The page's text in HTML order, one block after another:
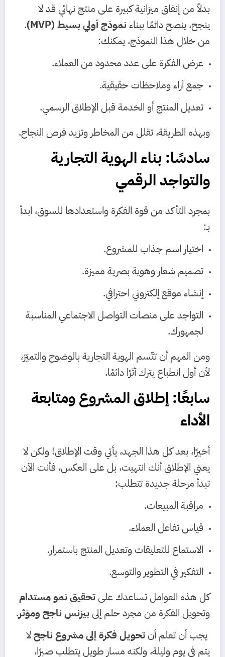
بدلاً من إنفاق ميزانية كبيرة على منتج نهائي قد لا
ينجح، ينصح دائمًا ببناءنموذج أولي بسيط (MVP)
.
من خلال هذا النموذج، يمكنك:
عرض الفكرة على عدد محدود من العملاء.
جمع آراء وملاحظات حقيقية.
تعديل المنتج أو الخدمة قبل الإطلاق الرسمي.
وبهذه الطريقة، تقلل من المخاطر وتزيد فرص النجاح.
سادسًا: بناء الهوية التجارية
والتواجد الرقمي
بمجرد التأكد من قوة الفكرة واستعدادها للسوق، ابدأ
بـ:
اختيار اسم جذاب للمشروع.
تصميم شعار وهوية بصرية مميزة.
إنشاء موقع إلكتروني احترافي.
التواجد على منصات التواصل الاجتماعي المناسبة
لجمهورك.
ومن المهم أن تتّسم الهوية التجارية بالوضوح والتميّز،
لأن أول انطباع يترك أثرًا دائمًا.
سابعًا: إطلاق المشروع ومتابعة
الأداء
أخيرًا، بعد كل هذا الجهد، يأتي وقت الإطلاق! ولكن لا
يعني الإطلاق أنك انتهيت، بل على العكس، فأنت الآن
تبدأ مرحلة جديدة تتطلب:
مراقبة المبيعات.
قياس تفاعل العملاء.
الاستماع للتعليقات وتعديل المنتج باستمرار.
التفكير في التطوير والتوسع.
كل هذه العوامل تساعدك علىتحقيق نمو مستدام
وتحويل الفكرة من مجرد حلم إلىبيزنس ناجح ومؤثر.
يجب أن تعلم أنتحويل فكرة إلى مشروع ناجحلا
يتم في يوم وليلة، ولكنه مسار طويل يتطلب صبرًا،